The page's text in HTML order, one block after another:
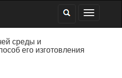
среды и
его изготовления